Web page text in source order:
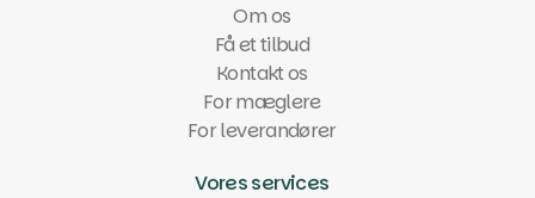
Om os
Få et tilbud
Kontakt os
For mæglere
For leverandører
Vores services